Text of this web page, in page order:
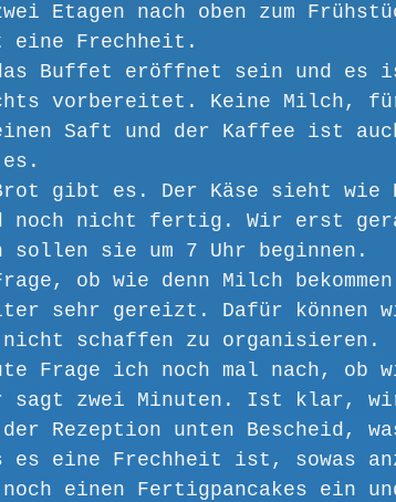
Etagen nach oben zum
eine Frechheit.
Buffet eröffnet sein und es
vorbereitet. Keine Milch,
Saft und der Kaffee ist
gibt es. Der Käse sieht wie
noch nicht fertig. Wir erst
sollen sie um 7 Uhr beginnen.
ob wie denn Milch
sehr gereizt. Dafür können
nicht schaffen zu organisieren.
Frage ich noch mal nach, ob
sagt zwei Minuten. Ist klar,
Rezeption unten Bescheid,
es eine Frechheit ist, sowas
einen Fertigpancakes ein